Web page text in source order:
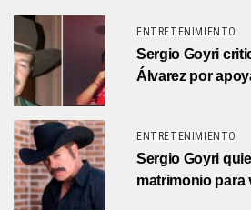
ENTRETENIMIENTO
Sergio Goyri
Álvarez por
ENTRETENIMIENTO
Sergio Goyri
matrimonio para